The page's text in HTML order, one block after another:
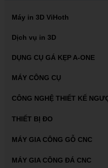
Máy in 3D ViHoth
Dịch vụ in 3D
DỤNG CỤ GÁ KẸP A-ONE
MÁY CÔNG CỤ
Máy tiện
CÔNG NGHỆ THIẾT KẾ
Máy Scan 3D FARO
THIẾT BỊ ĐO
Dụng cụ đo Mitutoyo
Thiết bị đo kiểm
MÁY GIA CÔNG GỖ CNC
Máy phay gỗ CNC
MÁY GIA CÔNG ĐÁ CNC